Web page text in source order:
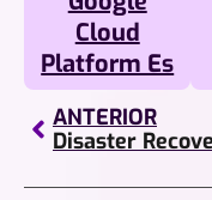
Cloud
Platform Es
ANTERIOR